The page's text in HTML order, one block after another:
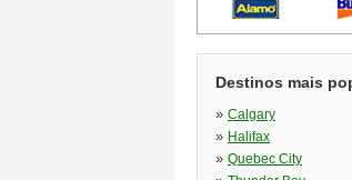
Destinos mais
» Calgary
» Halifax
» Quebec City